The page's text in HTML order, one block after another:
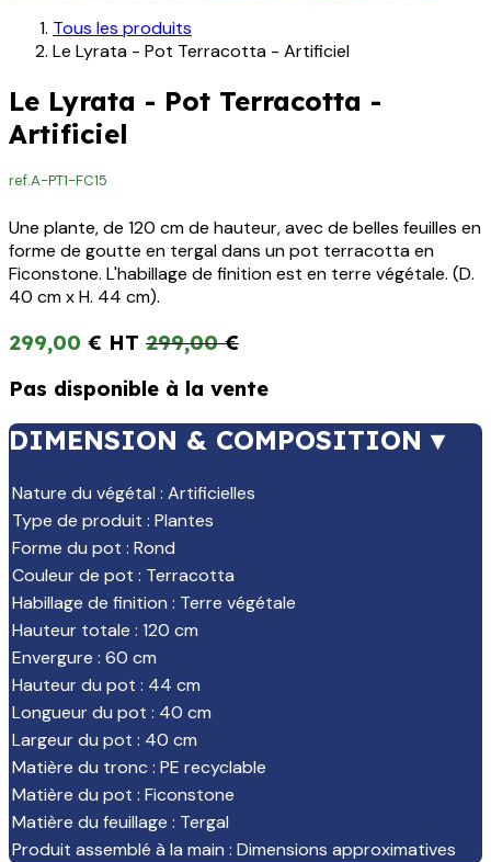
Tous les produits
Le Lyrata - Pot Terracotta - Artificiel
Le Lyrata - Pot Terracotta -
Artificiel
ref.A-PT1-FC15
Une plante, de 120 cm de hauteur, avec de belles feuilles en
forme de goutte en tergal dans un pot terracotta en
Ficonstone. L'habillage de finition est en terre végétale. (D.
40 cm x H. 44 cm).
299,00 € 299,00€
Pas disponible à la vente
DIMENSION & COMPOSITION ▾
Nature du végétal : Artificielles
Type de produit : Plantes
Forme du pot : Rond
Couleur de pot : Terracotta
Habillage de finition : Terre végétale
Hauteur totale : 120 cm
Envergure : 60 cm
Hauteur du pot : 44 cm
Longueur du pot : 40 cm
Largeur du pot : 40 cm
Matière du tronc: PE recyclable
Matière du pot : Ficonstone
Matière du feuillage : Tergal
Produit assemblé à la main : Dimensions approximatives